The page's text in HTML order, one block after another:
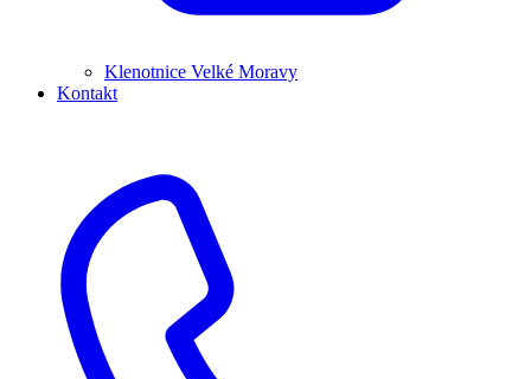
Klenotnice Velké Moravy
Kontakt